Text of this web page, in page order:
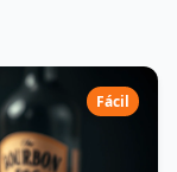
Fácil